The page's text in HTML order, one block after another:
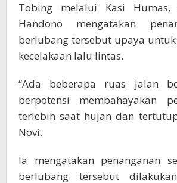
Tobing melalui Kasi
Handono mengatakan
berlubang tersebut upaya
kecelakaan lalu lintas.
“Ada beberapa ruas jalan
berpotensi membahayakan
terlebih saat hujan dan
Novi.
Ia mengatakan penanganan
berlubang tersebut